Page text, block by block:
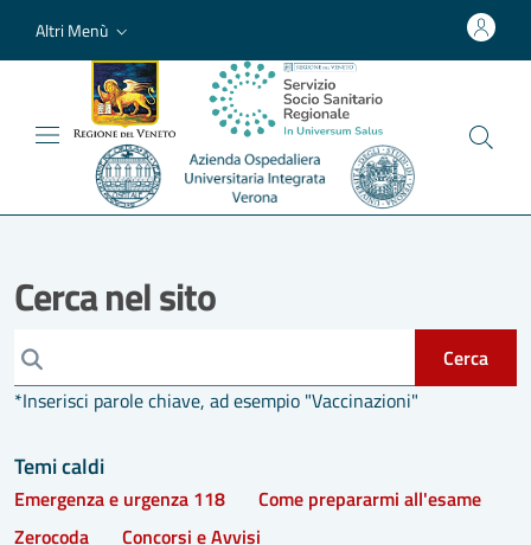
Altri Menù
Cerca nel sito
Cerca
*Inserisci parole chiave, ad esempio "Vaccinazioni"
Temi caldi
Emergenza e urgenza 118
Come prepararmi all'esame
Zerocoda
Concorsi e Avvisi